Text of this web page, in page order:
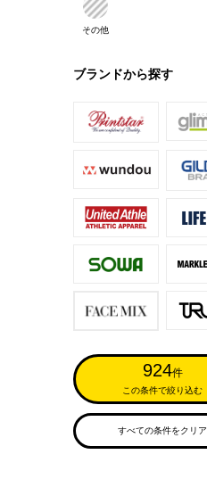
その他
ブランドから探す
924件
この条件で絞り込む
すべての条件をクリア